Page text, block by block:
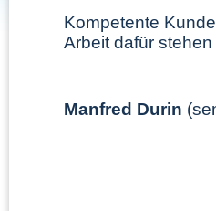
Kompetente
Arbeit dafür
Manfred Durin